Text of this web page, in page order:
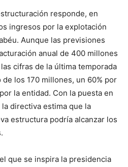
responde, en
ingresos por la explotación
Aunque las previsiones
anual de 400 millones
cifras de la última temporada
los 170 millones, un 60% por
la entidad. Con la puesta en
directiva estima que la
estructura podría alcanzar los
que se inspira la presidencia